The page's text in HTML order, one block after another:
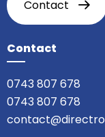
Contact
Contact
0743 807 678
0743 807 678